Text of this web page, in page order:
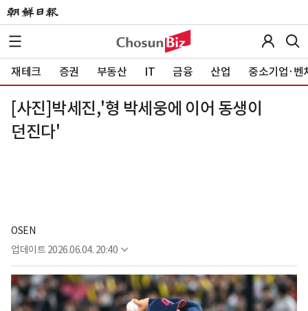
재테크 증권 부동산 IT 금융 산업 중소기업·벤
[사진]박세진,'형 박세웅에 이어 동생이
던진다'
OSEN
업데이트 2026.06.04. 20:40